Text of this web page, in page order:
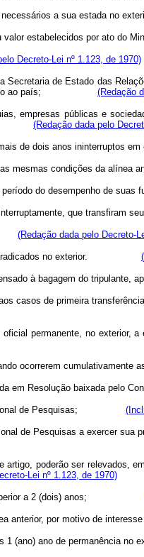
a sua estada no
ou valor estabelecidos por
Decreto-Lei nº 1.123, de 1970)
de Estado das
regresso ao país; (Redação
públicas e
(Redação dada pelo
de dois anos
mesmas condições da alínea
período do desempenho
que
(Redação dada pelo Decreto-
radicados no exterior.
à bagagem do tripulante,
de primeira
permanente, no exterior, a
ocorrerem cumulativamente
em Resolução baixada
de Pesquisas;
de Pesquisas a exercer sua
poderão ser relevados, em
Lei nº 1.123, de 1970)
superior a 2 (dois) anos;
por motivo de interesse
1 (ano) ano de